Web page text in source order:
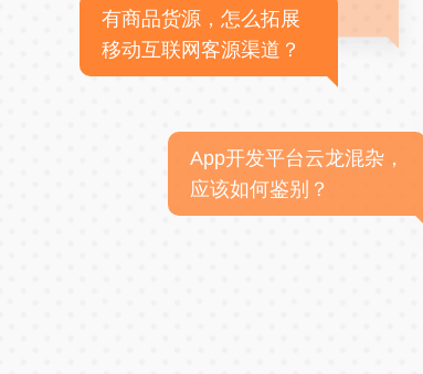
有商品货源，怎么拓展
移动互联网客源渠道？
App开发平台云龙混杂，
应该如何鉴别？